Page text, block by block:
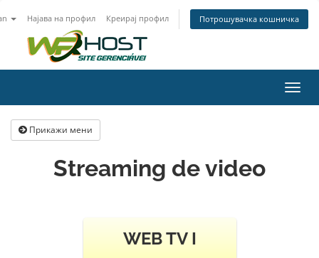
Најава на профил Креирај профил Потрошувачка кошничка
ја
Прикажи мени
Streaming de video
WEB TV I